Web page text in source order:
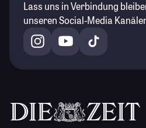
Lass uns in Verbindung
unseren Social-Media